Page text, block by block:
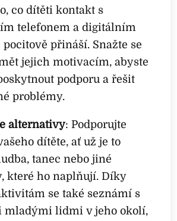
co dítěti kontakt s
telefonem a digitálním
pocitově přináší. Snažte se
jejich motivacím, abyste
podporu a řešit
problémy.
alternativy: Podporujte
dítěte, ať už je to
tanec nebo jiné
které ho naplňují. Díky
se také seznámí s
mladými lidmi v jeho okolí,